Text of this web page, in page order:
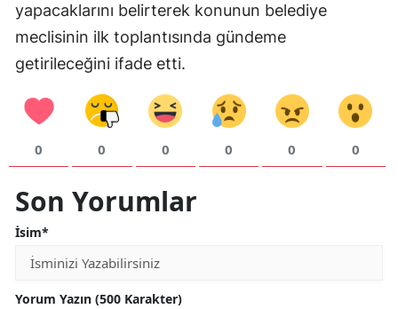
Tekirdağ
Trabzon
Tunceli
Şanlıurfa
yapacaklarını belirterek konunun belediye
meclisinin ilk toplantısında gündeme
getirileceğini ifade etti.
0 0 0 0 0 0
Son Yorumlar
İsim*
Yorum Yazın (500 Karakter)